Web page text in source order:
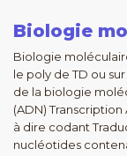
Biologie
Biologie
le poly de TD ou
de la biologie
(ADN)
à dire codant
nucléotides